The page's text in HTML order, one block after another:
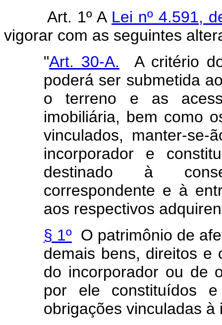
Art. 1º A Lei nº 4.591,
vigorar com as seguintes
"Art. 30-A. A critério
poderá ser submetida
o terreno e as
imobiliária, bem como
vinculados, manter-se-
incorporador e
destinado à
correspondente e à
aos respectivos
§ 1º O patrimônio de
demais bens, direitos e
do incorporador ou de
por ele constituídos
obrigações vinculadas